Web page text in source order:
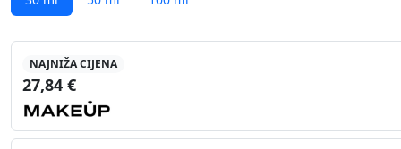
NAJNIŽA CIJENA
27,84 €